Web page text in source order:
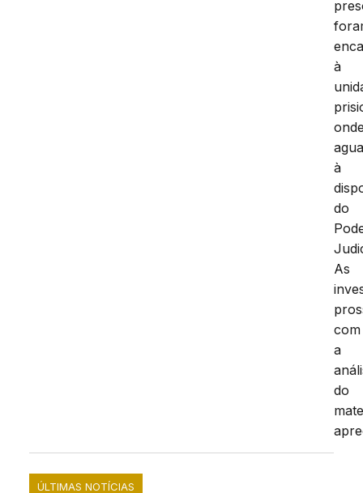
à
à
do
As
com
a
do
ÚLTIMAS NOTÍCIAS